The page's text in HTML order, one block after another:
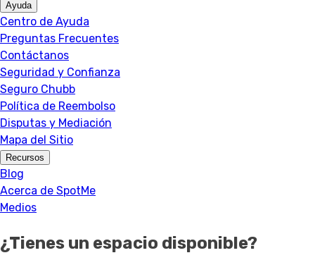
Ayuda
Centro de Ayuda
Preguntas Frecuentes
Contáctanos
Seguridad y Confianza
Seguro Chubb
Política de Reembolso
Disputas y Mediación
Mapa del Sitio
Recursos
Blog
Acerca de SpotMe
Medios
¿Tienes un espacio disponible?